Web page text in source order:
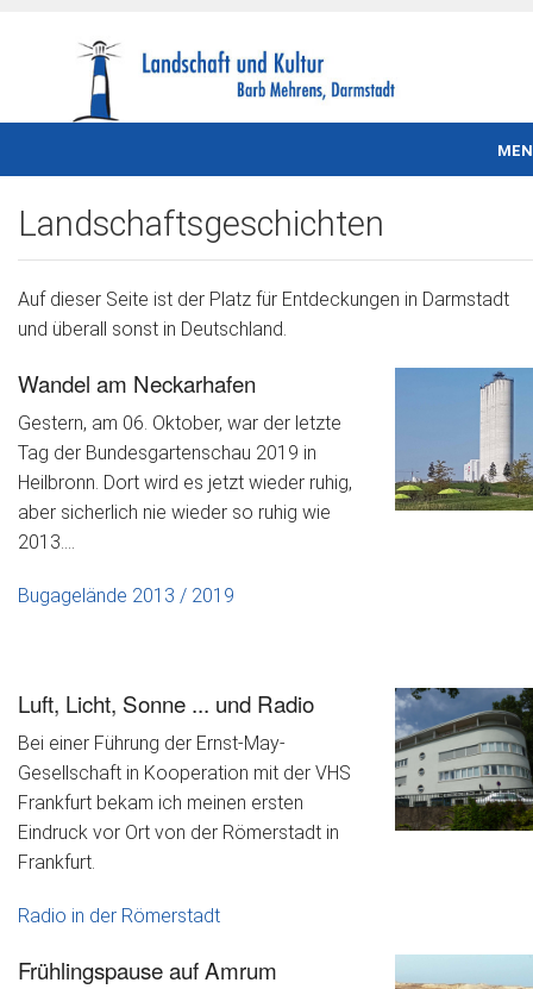
Profil
Audiotouren
Entdecken steckt an
Landschaftsgeschichten
Auf dieser Seite ist der Platz für Entdeckungen in Darmstadt
und überall sonst in Deutschland.
Wandel am Neckarhafen
Gestern, am 06. Oktober, war der letzte
Tag der Bundesgartenschau 2019 in
Heilbronn. Dort wird es jetzt wieder ruhig,
aber sicherlich nie wieder so ruhig wie
2013....
Bugagelände 2013 / 2019
Luft, Licht, Sonne ... und Radio
Bei einer Führung der Ernst-May-
Gesellschaft in Kooperation mit der VHS
Frankfurt bekam ich meinen ersten
Eindruck vor Ort von der Römerstadt in
Frankfurt.
Radio in der Römerstadt
Frühlingspause auf Amrum